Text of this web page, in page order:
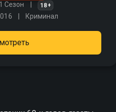
1 Сезон 18+
Криминал